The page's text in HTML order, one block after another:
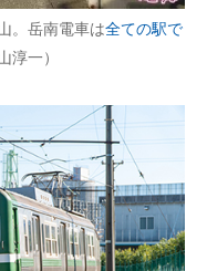
。岳南電車は全ての駅で
淳一）